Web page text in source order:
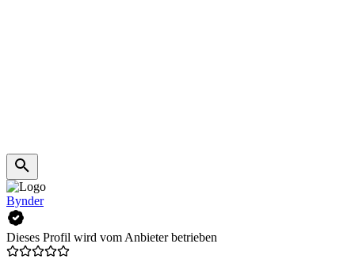
Bynder
Dieses Profil wird vom Anbieter betrieben